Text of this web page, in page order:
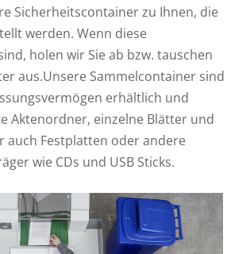
Sicherheitscontainer zu Ihnen, die
werden. Wenn diese
holen wir Sie ab bzw. tauschen
aus.Unsere Sammelcontainer sind
erhältlich und
Aktenordner, einzelne Blätter und
auch Festplatten oder andere
wie CDs und USB Sticks.